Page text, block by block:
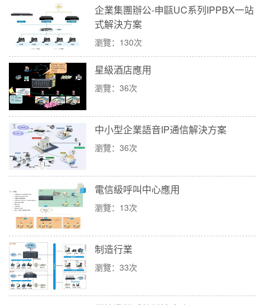
企業集團辦公-申甌UC系列IPPBX一站
式解決方案
瀏覽：130次
星級酒店應用
瀏覽：36次
中小型企業語音IP通信解決方案
瀏覽：36次
電信級呼叫中心應用
瀏覽：13次
制造行業
瀏覽：33次